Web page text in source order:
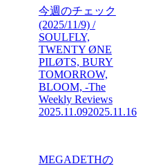
今週のチェック
(2025/11/9) /
SOULFLY,
TWENTY ØNE
PILØTS, BURY
TOMORROW,
BLOOM, -The
Weekly Reviews
2025.11.092025.11.16
MEGADETHの